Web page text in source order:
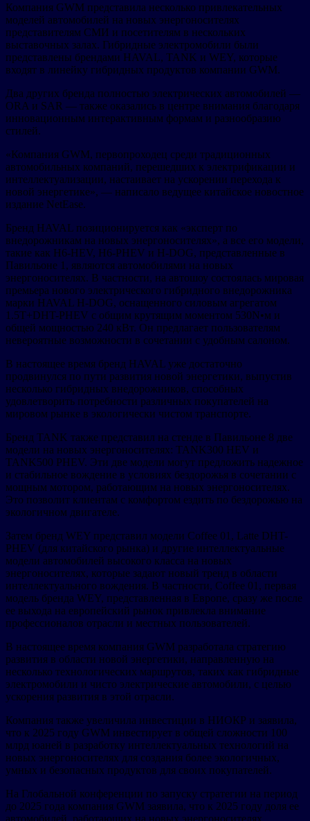
Компания GWM представила несколько привлекательных
моделей автомобилей на новых энергоносителях
представителям СМИ и посетителям в нескольких
выставочных залах. Гибридные электромобили были
представлены брендами HAVAL, TANK и WEY, которые
входят в линейку гибридных продуктов компании GWM.
Два других бренда полностью электрических автомобилей —
ORA и SAR — также оказались в центре внимания благодаря
инновационным интерактивным формам и разнообразию
стилей.
«Компания GWM, первопроходец среди традиционных
автомобильных компаний, перешедших к электрификации и
интеллектуализации, настаивает на ускорении перехода к
новой энергетике»‎, — написало ведущее китайское новостное
издание NetEase.
Бренд HAVAL позиционируется как «эксперт по
внедорожникам на новых энергоносителях», а все его модели,
такие как H6-HEV, H6-PHEV и H-DOG, представленные в
Павильоне 1, являются автомобилями на новых
энергоносителях. В частности, на автошоу состоялась мировая
премьера нового электрического гибридного внедорожника
марки HAVAL H-DOG, оснащенного силовым агрегатом
1.5T+DHT-PHEV с общим крутящим моментом 530N•м и
общей мощностью 240 кВт. Он предлагает пользователям
невероятные возможности в сочетании с удобным салоном.
В настоящее время бренд HAVAL уже достаточно
продвинулся по пути развития новой энергетики, выпустив
несколько гибридных внедорожников, способных
удовлетворить потребности различных покупателей на
мировом рынке в экологически чистом транспорте.
Бренд TANK также представил на стенде в Павильоне 8 две
модели на новых энергоносителях: TANK300 HEV и
TANK500 PHEV. Эти две модели могут предложить надежное
и стабильное вождение в условиях бездорожья в сочетании с
мощным мотором, работающим на новых энергоносителях.
Это позволит клиентам с комфортом ездить по бездорожью на
экологичном двигателе.
Затем бренд WEY представил модели Coffee 01, Latte DHT-
PHEV (для китайского рынка) и другие интеллектуальные
модели автомобилей высокого класса на новых
энергоносителях, которые задают новый тренд в области
интеллектуального вождения. В частности, Coffee 01, первая
модель бренда WEY, представленная в Европе, сразу же после
ее выхода на европейский рынок привлекла внимание
профессионалов отрасли и местных пользователей.
В настоящее время компания GWM разработала стратегию
развития в области новой энергетики, направленную на
несколько технологических маршрутов, таких как гибридные
электромобили и чисто электрические автомобили, с целью
ускорения развития в этой отрасли.
Компания также увеличила инвестиции в НИОКР и заявила,
что к 2025 году GWM инвестирует в общей сложности 100
млрд юаней в разработку интеллектуальных технологий на
новых энергоносителях для создания более экологичных,
умных и безопасных продуктов для своих покупателей.
На Глобальной конференции по запуску стратегии на период
до 2025 года компания GWM заявила, что к 2025 году доля ее
автомобилей, работающих на новых энергоносителях,